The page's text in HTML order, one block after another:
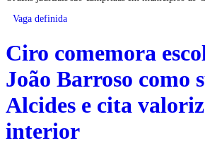
Vaga definida
Ciro comemora
João Barroso como
Alcides e cita
interior